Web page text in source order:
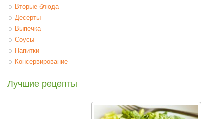
Вторые блюда
Десерты
Выпечка
Соусы
Напитки
Консервирование
Лучшие рецепты